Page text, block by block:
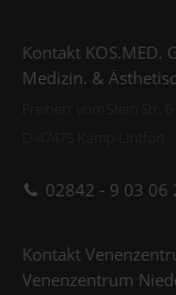
Kontakt KOS.MED.
Medizin. &
02842 - 9 03 06
Kontakt
Venenzentrum